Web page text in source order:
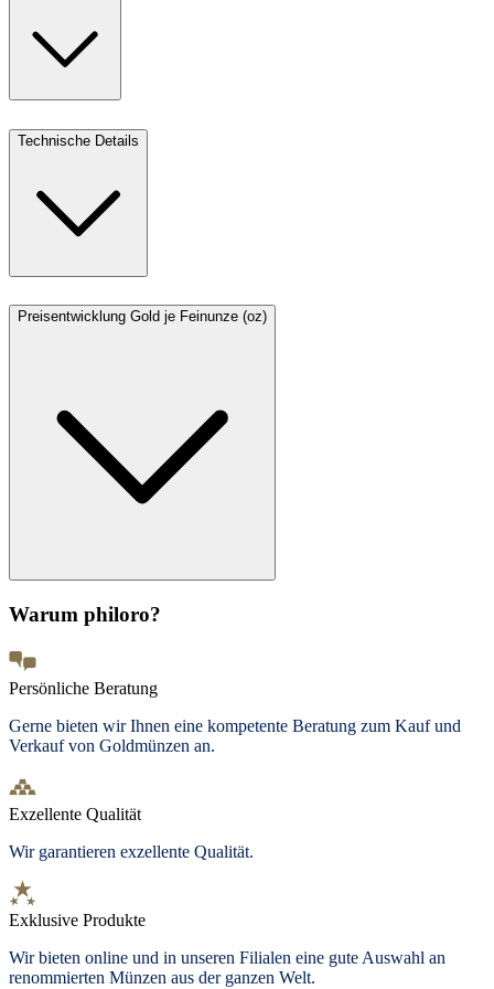
Technische Details
Preisentwicklung Gold je Feinunze (oz)
Warum philoro?
Persönliche Beratung
Gerne bieten wir Ihnen eine kompetente Beratung zum Kauf und
Verkauf von Goldmünzen an.
Exzellente Qualität
Wir garantieren exzellente Qualität.
Exklusive Produkte
Wir bieten online und in unseren Filialen eine gute Auswahl an
renommierten Münzen aus der ganzen Welt.